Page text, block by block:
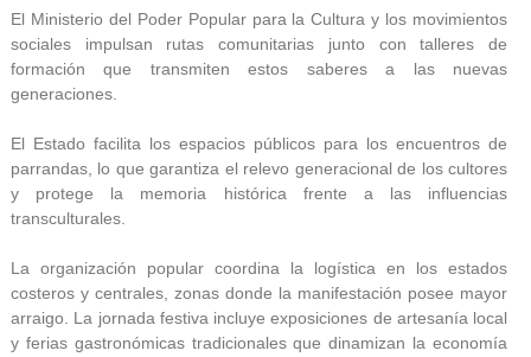
El Ministerio del Poder Popular para la Cultura y los movimientos
sociales impulsan rutas comunitarias junto con talleres de
formación que transmiten estos saberes a las nuevas
generaciones.
El Estado facilita los espacios públicos para los encuentros de
parrandas, lo que garantiza el relevo generacional de los cultores
y protege la memoria histórica frente a las influencias
transculturales.
La organización popular coordina la logística en los estados
costeros y centrales, zonas donde la manifestación posee mayor
arraigo. La jornada festiva incluye exposiciones de artesanía local
y ferias gastronómicas tradicionales que dinamizan la economía